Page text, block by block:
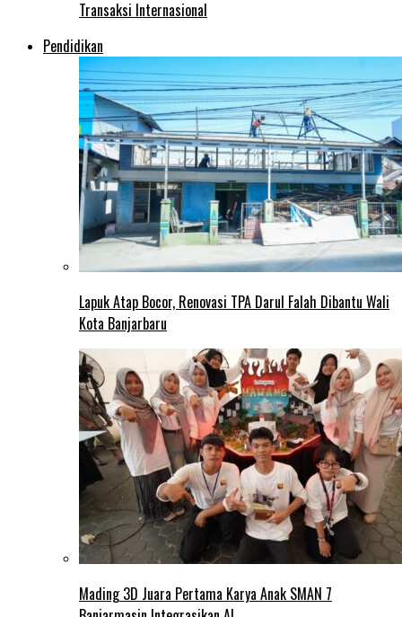
Transaksi Internasional
Pendidikan
Lapuk Atap Bocor, Renovasi TPA Darul Falah Dibantu Wali
Kota Banjarbaru
Mading 3D Juara Pertama Karya Anak SMAN 7